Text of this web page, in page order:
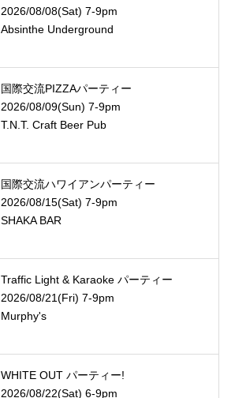
2026/08/08(Sat) 7-9pm
Absinthe Underground
国際交流PIZZAパーティー
2026/08/09(Sun) 7-9pm
T.N.T. Craft Beer Pub
国際交流ハワイアンパーティー
2026/08/15(Sat) 7-9pm
SHAKA BAR
Traffic Light & Karaoke パーティー
2026/08/21(Fri) 7-9pm
Murphy's
WHITE OUT パーティー!
2026/08/22(Sat) 6-9pm